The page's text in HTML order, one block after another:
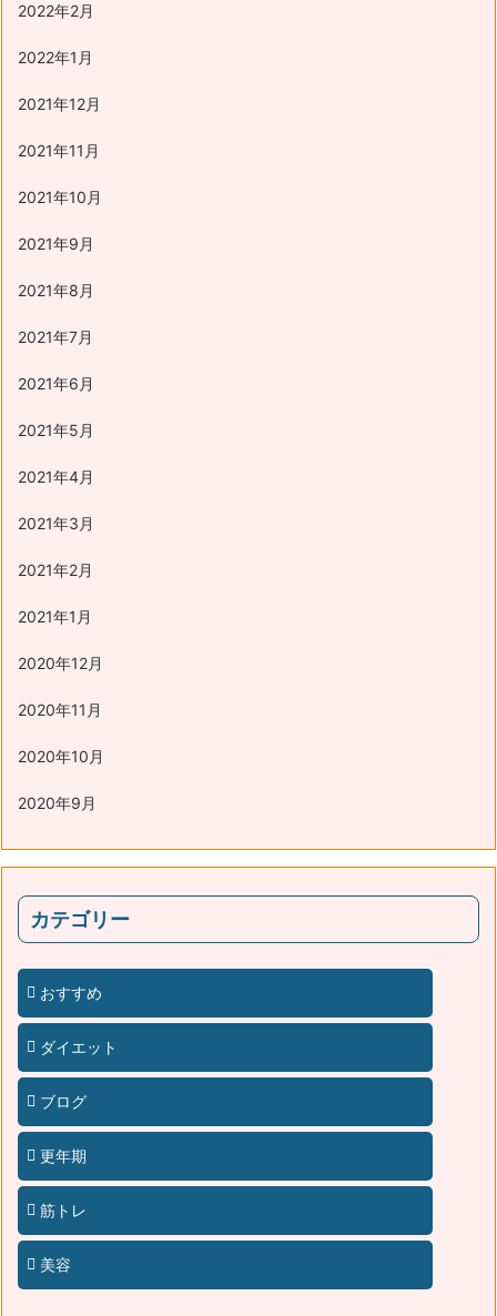
2022年2月
2022年1月
2021年12月
2021年11月
2021年10月
2021年9月
2021年8月
2021年7月
2021年6月
2021年5月
2021年4月
2021年3月
2021年2月
2021年1月
2020年12月
2020年11月
2020年10月
2020年9月
カテゴリー
おすすめ
ダイエット
ブログ
更年期
筋トレ
美容